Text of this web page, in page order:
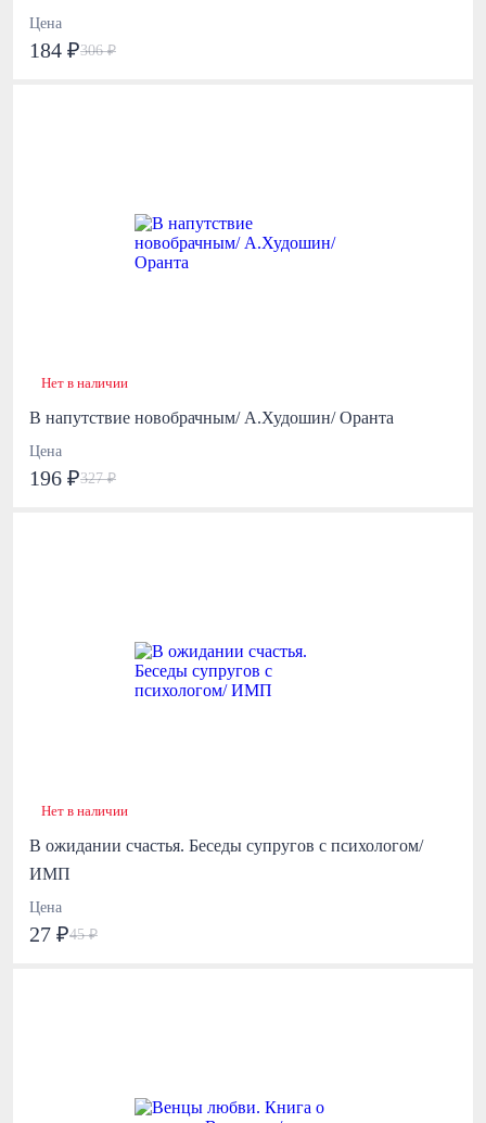
Цена
184 ₽306 ₽
Нет в наличии
В напутствие новобрачным/ А.Худошин/ Оранта
Цена
196 ₽327 ₽
Нет в наличии
В ожидании счастья. Беседы супругов с психологом/
ИМП
Цена
27 ₽45 ₽